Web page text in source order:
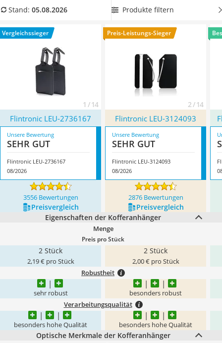
Handgepäck-Koffer
Wanderschuhe Herren
Sicherheitsweste Reiten
unserer Produkttabelle einen
besonders robusten
Überzeugt hat uns hier im August 2026 besonders das
ModellFlintronic LEU-2736167* mit seinen Eigenschaften.
Stand: 05.08.2026 Produkte filtern
Vergleichssieger
1 / 14
Preis-Leistungs-Sieger
2 / 14
Flintronic LEU-2736167 Flintronic LEU-3124093
Unsere Bewertung
SEHR GUT
Flintronic LEU-2736167
08/2026
Unsere Bewertung
SEHR GUT
Flintronic LEU-3124093
08/2026
3556 Bewertungen 2876 Bewertungen
Preis­vergleich
Preis­vergleich
Eigenschaften der Kofferanhänger
Menge
Preis pro Stück
2 Stück
2,19 € pro Stück
2 Stück
2,00 € pro Stück
Robustheit
sehr robust besonders robust
Verarbeitungsqualität
besonders hohe Qualität besonders hohe Qualität
Optische Merkmale der Kofferanhänger